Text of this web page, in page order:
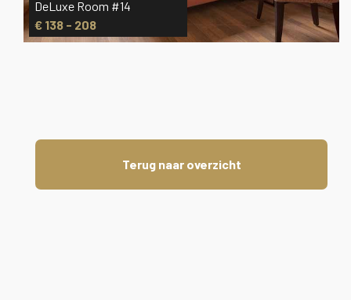
DeLuxe Room #14
€ 138 - 208
Terug naar overzicht